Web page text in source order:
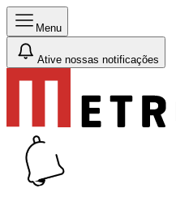
Menu
Ative nossas notificações